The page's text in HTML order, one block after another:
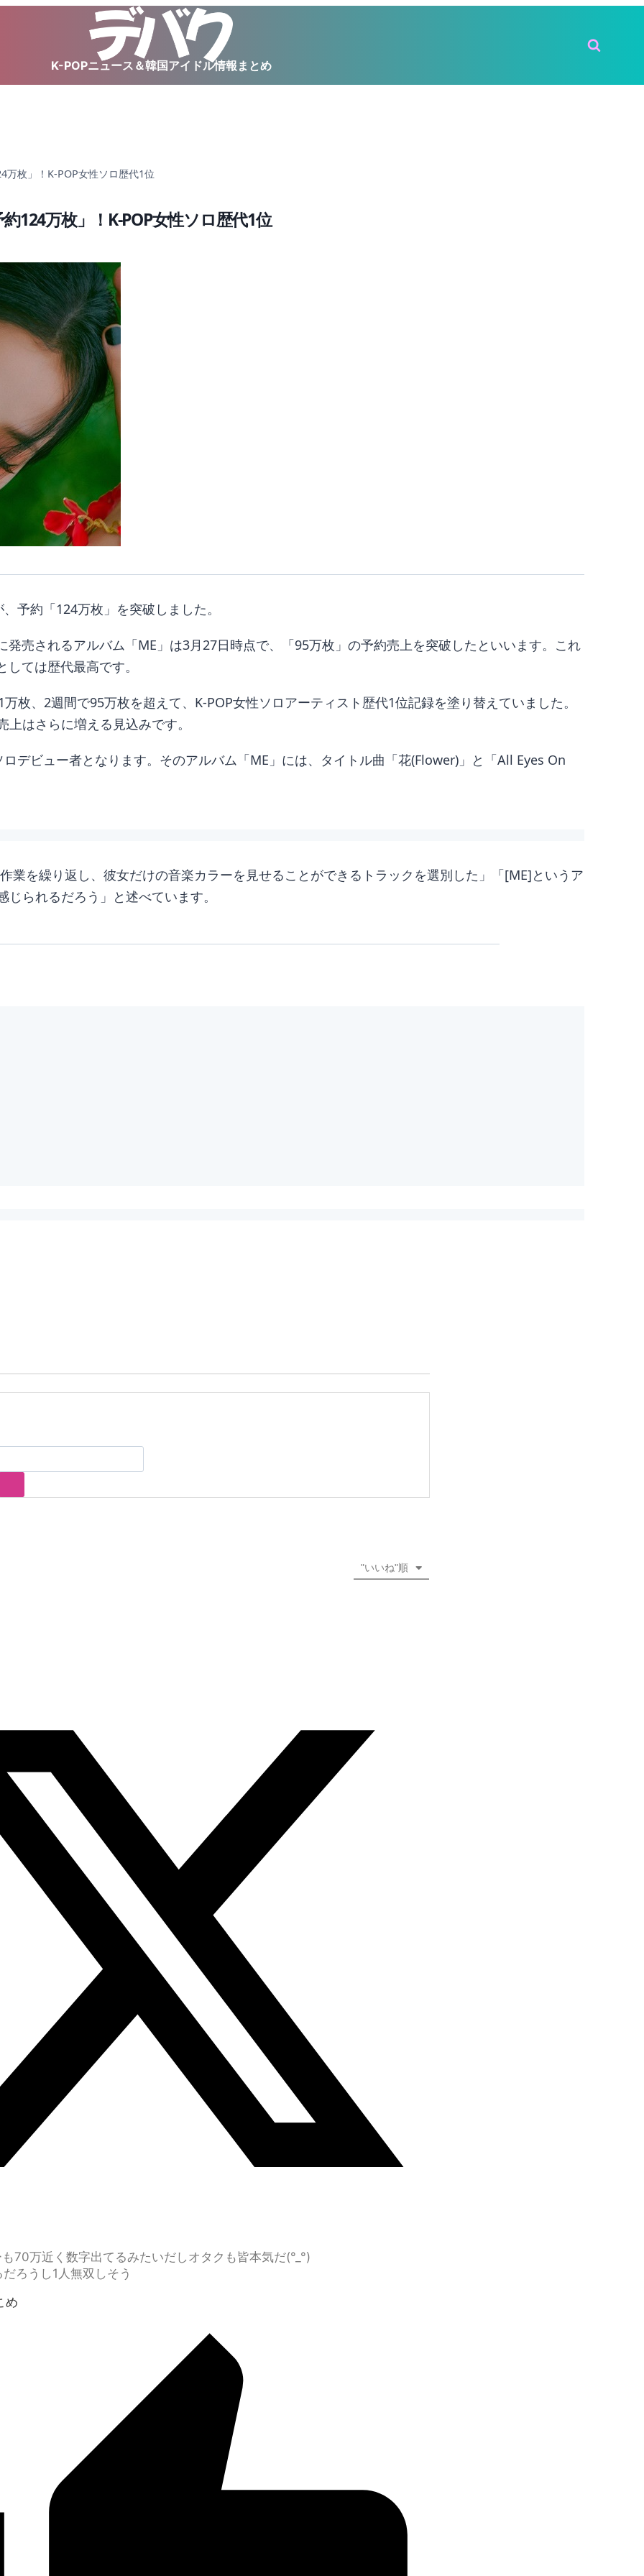
K-POPニュース＆韓国アイドル情報まとめ
枚」！K-POP女性ソロ歴代1位
124万枚」！K-POP女性ソロ歴代1位
予約「124万枚」を突破しました。
発売されるアルバム「ME」は3月27日時点で、「95万枚」の予約売上を突破したといいます。これ
ては歴代最高です。
枚、2週間で95万枚を超えて、K-POP女性ソロアーティスト歴代1位記録を塗り替えていました。
はさらに増える見込みです。
デビュー者となります。そのアルバム「ME」には、タイトル曲「花(Flower)」と「All Eyes On
業を繰り返し、彼女だけの音楽カラーを見せることができるトラックを選別した」「[ME]というア
られるだろう」と述べています。
"いいね"順
70万近く数字出てるみたいだしオタクも皆本気だ(°_°)
ろうし1人無双しそう
め